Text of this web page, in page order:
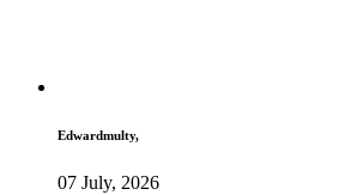
Edwardmulty,
07 July, 2026